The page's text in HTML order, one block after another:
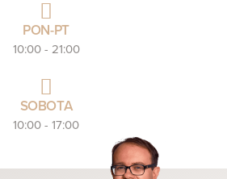
PON-PT
10:00 - 21:00
SOBOTA
10:00 - 17:00